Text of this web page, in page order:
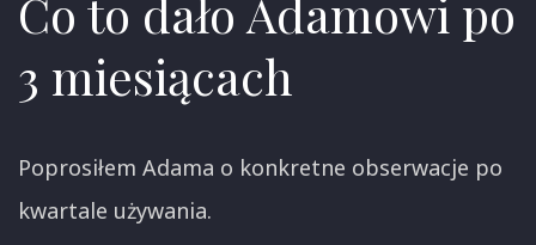
Co to dało Adamowi po
3 miesiącach
Poprosiłem Adama o konkretne obserwacje po
kwartale używania.